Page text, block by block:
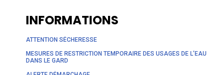
INFORMATIONS
ATTENTION SÉCHERESSE
MESURES DE RESTRICTION TEMPORAIRE DES USAGES DE L’EAU
DANS LE GARD